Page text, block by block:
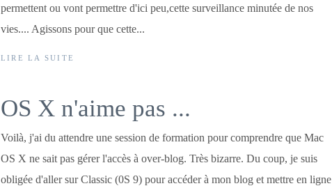
permettent ou vont permettre d'ici peu,cette surveillance minutée de nos
vies.... Agissons pour que cette...
LIRE LA SUITE
OS X n'aime pas ...
Voilà, j'ai du attendre une session de formation pour comprendre que Mac
OS X ne sait pas gérer l'accès à over-blog. Très bizarre. Du coup, je suis
obligée d'aller sur Classic (0S 9) pour accéder à mon blog et mettre en ligne